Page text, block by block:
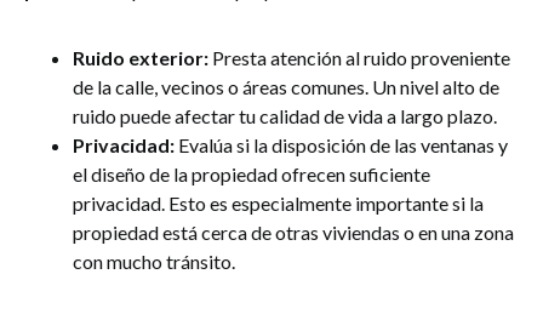
Ruido exterior: Presta atención al ruido proveniente
de la calle, vecinos o áreas comunes. Un nivel alto de
ruido puede afectar tu calidad de vida a largo plazo.
Privacidad: Evalúa si la disposición de las ventanas y
el diseño de la propiedad ofrecen suficiente
privacidad. Esto es especialmente importante si la
propiedad está cerca de otras viviendas o en una zona
con mucho tránsito.